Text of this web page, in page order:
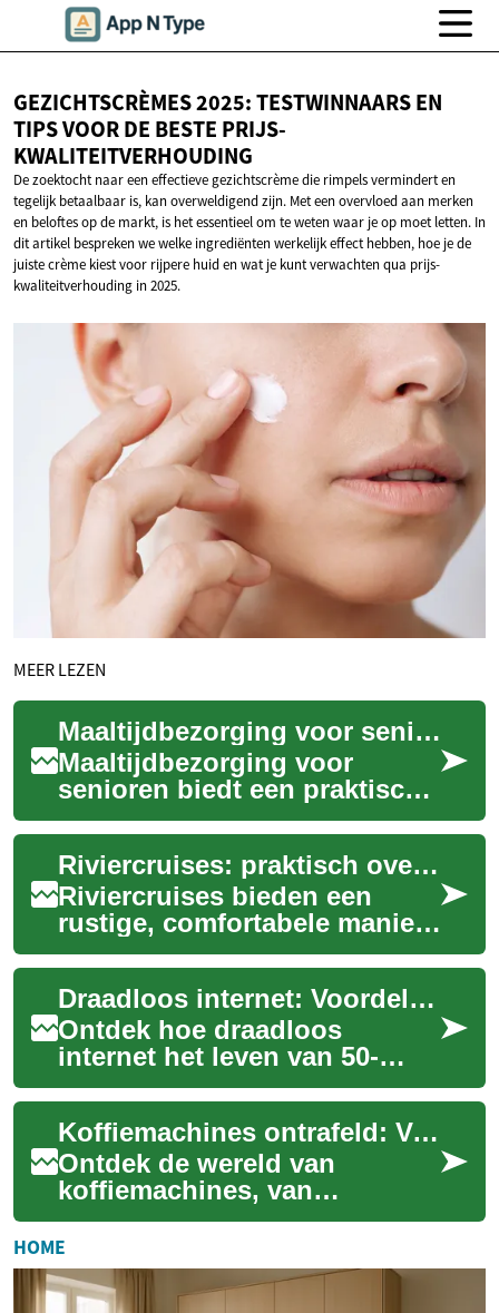
GEZICHTSCRÈMES 2025: TESTWINNAARS EN
TIPS VOOR DE BESTE PRIJS-
KWALITEITVERHOUDING
De zoektocht naar een effectieve gezichtscrème die rimpels vermindert en
tegelijk betaalbaar is, kan overweldigend zijn. Met een overvloed aan merken
en beloftes op de markt, is het essentieel om te weten waar je op moet letten. In
dit artikel bespreken we welke ingrediënten werkelijk effect hebben, hoe je de
juiste crème kiest voor rijpere huid en wat je kunt verwachten qua prijs-
kwaliteitverhouding in 2025.
MEER LEZEN
Maaltijdbezorging voor senioren: Gezond eten aan huis
Maaltijdbezorging voor
senioren biedt een praktische
oplossing voor ouderen die
niet (meer) zelf willen of
kunnen kok...
Riviercruises: praktisch overzicht voor senioren en reizigers
Riviercruises bieden een
rustige, comfortabele manier
van reizen die vooral populair
is bij senioren en reizigers
die...
Draadloos internet: Voordelen en besparingen voor 50-plussers
Ontdek hoe draadloos
internet het leven van 50-
plussers kan verrijken, geld
kan besparen en nieuwe
mogelijkheden kan ...
Koffiemachines ontrafeld: Van basis tot high-tech
Ontdek de wereld van
koffiemachines, van
eenvoudige filterapparaten
tot geavanceerde
espressomakers. Deze gids
belich...
HOME